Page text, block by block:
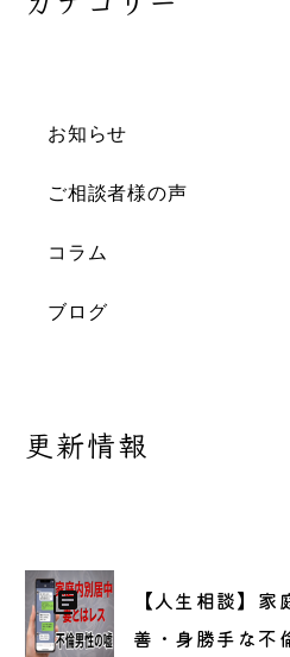
お知らせ
ご相談者様の声
コラム
ブログ
更新情報
【人生相談】
善・身勝手な不